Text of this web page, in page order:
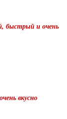
быстрый и очень
вкусно